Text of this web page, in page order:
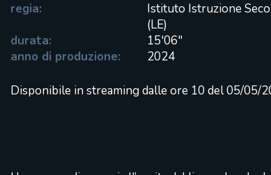
regia:
Istituto Istruzione
(LE)
durata:
15'06"
anno di produzione:
2024
Disponibile in streaming dalle ore 10 del 05/05/